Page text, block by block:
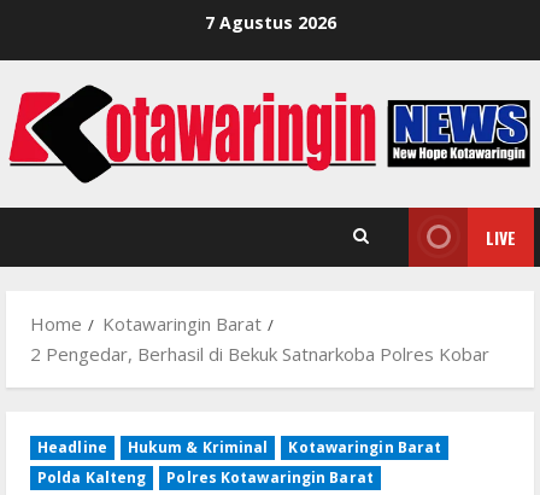
7 Agustus 2026
LIVE
Home
Kotawaringin Barat
2 Pengedar, Berhasil di Bekuk Satnarkoba Polres Kobar
Headline Hukum & Kriminal
Kotawaringin Barat
Polda Kalteng
Polres Kotawaringin Barat